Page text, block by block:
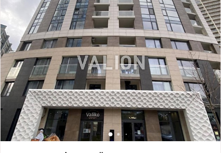
занять спортом та сімейного відпочинку, до річки Дніпро 15
хвилин пішки, де облаштований один з найкращих пляжів
міста. Зручне транспортне сполучення з правим берегом та
центром міста. Поруч зупинка громадського транспорту,
найближча станція метро Лівобережна 15 хв. транспортом, до
центру міста також 15 хв. У пішій доступності супермаркети,
магазини, школи, дитячі садки, аптеки, кафе та інші необхідні
об'єкти інфраструктури. Квартира чудово підійде як для
комфортного проживання, так і для інвестиції з подальшою
здачею в оренду. Ціна 50000 у.о. Марина 0505077158
Valion.ua/1153802